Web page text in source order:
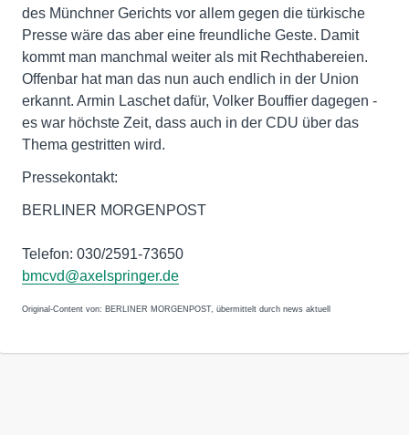
des Münchner Gerichts vor allem gegen die türkische
Presse wäre das aber eine freundliche Geste. Damit
kommt man manchmal weiter als mit Rechthabereien.
Offenbar hat man das nun auch endlich in der Union
erkannt. Armin Laschet dafür, Volker Bouffier dagegen -
es war höchste Zeit, dass auch in der CDU über das
Thema gestritten wird.
Pressekontakt:
BERLINER MORGENPOST
Telefon: 030/2591-73650
bmcvd@axelspringer.de
Original-Content von: BERLINER MORGENPOST, übermittelt durch news aktuell